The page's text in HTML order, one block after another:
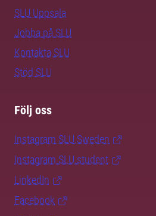
SLU Uppsala
Jobba på SLU
Kontakta SLU
Stöd SLU
Följ oss
Instagram SLU.Sweden
Instagram SLU.student
LinkedIn
Facebook